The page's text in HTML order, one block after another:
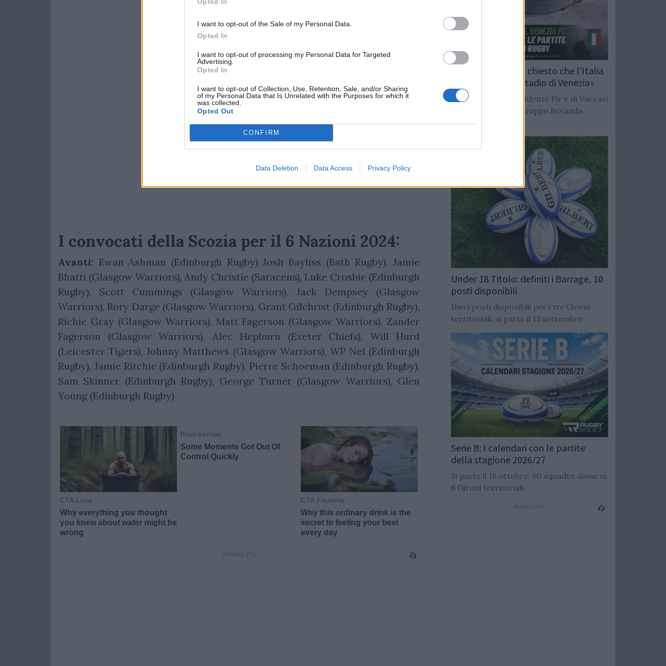
I want to opt-out of the Sale of my Personal Data.
Opted In
I want to opt-out of processing my Personal Data for Targeted
Advertising.
Opted In
I want to opt-out of Collection, Use, Retention, Sale, and/or Sharing
of my Personal Data that Is Unrelated with the Purposes for which it
was collected.
Opted Out
CONFIRM
Data Deletion Data Access Privacy Policy
I convocati della Scozia per il 6 Nazioni 2024:
Avanti: Ewan Ashman (Edinburgh Rugby) Josh Bayliss (Bath Rugby), Jamie
Bhatti (Glasgow Warriors), Andy Christie (Saracens), Luke Crosbie (Edinburgh
Rugby), Scott Cummings (Glasgow Warriors), Jack Dempsey (Glasgow
Warriors), Rory Darge (Glasgow Warriors), Grant Gilchrist (Edinburgh Rugby),
Richie Gray (Glasgow Warriors), Matt Fagerson (Glasgow Warriors), Zander
Fagerson (Glasgow Warriors), Alec Hepburn (Exeter Chiefs), Will Hurd
(Leicester Tigers), Johnny Matthews (Glasgow Warriors), WP Nel (Edinburgh
Rugby), Jamie Ritchie (Edinburgh Rugby), Pierre Schoeman (Edinburgh Rugby),
Sam Skinner (Edinburgh Rugby), George Turner (Glasgow Warriors), Glen
Young (Edinburgh Rugby)
Duodo: «Abbiamo chiesto che l’Italia
giochi nel nuovo stadio di Venezia»
L’annuncio del presidente Fir e di Vaccari
alla Scampata del Gruppo Bevanda
Malamocco
Under 18 Titolo: definiti i Barrage, 10
posti disponibili
Dieci posti disponibili per i tre Gironi
territoriali, si parte il 13 settembre
Serie B: I calendari con le partite
della stagione 2026/27
Si parte il 18 ottobre, 60 squadre divise in
6 Gironi territoriali